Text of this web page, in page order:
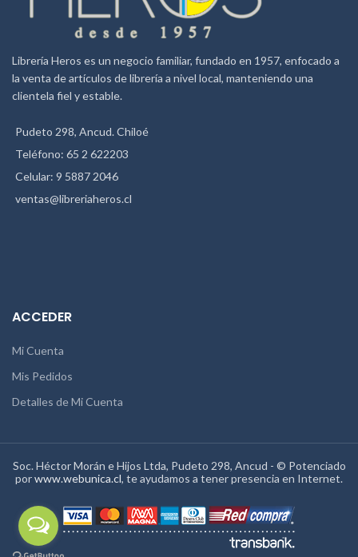
Librería Heros es un negocio familiar, fundado en 1957, enfocado a
la venta de artículos de librería a nivel local, manteniendo una
clientela fiel y estable.
Pudeto 298, Ancud. Chiloé
Teléfono: 65 2 622203
Celular: 9 5887 2046
ventas@libreriaheros.cl
ACCEDER
Mi Cuenta
Mis Pedidos
Detalles de Mi Cuenta
Soc. Héctor Morán e Hijos Ltda, Pudeto 298, Ancud - © Potenciado
porwww.webunica.cl, te ayudamos a tener presencia en Internet.